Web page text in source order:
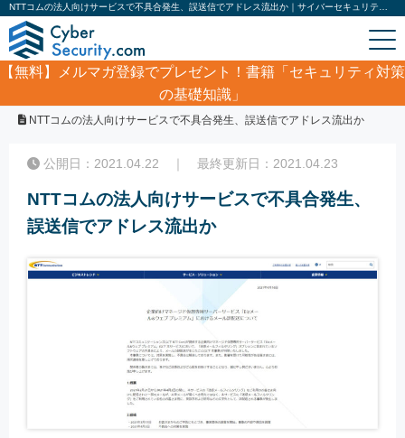
【無料】
メルマガ登録でプレゼント！書籍「セキュリティ対策
の基礎知識」
サイバーセキュリティ・情報漏洩ニュース
NTTコムの法人向けサービスで不具合発生、誤送信でアドレス流出か
公開日：2021.04.22 ｜ 最終更新日：2021.04.23
NTTコムの法人向けサービスで不具合発生、
誤送信でアドレス流出か